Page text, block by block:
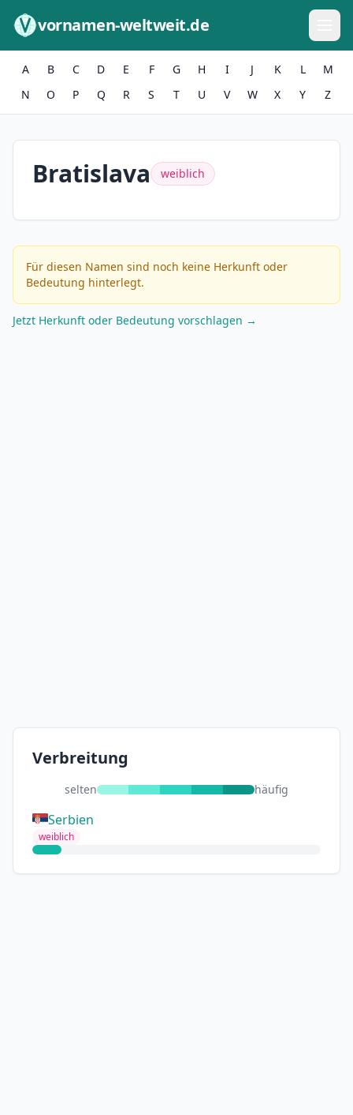
vornamen-weltweit.de
A B C D E F G H I J K L
M
N
O P Q R S T U V W X Y Z
Bratislava weiblich
Für diesen Namen sind noch keine Herkunft oder
Bedeutung hinterlegt.
Jetzt Herkunft oder Bedeutung vorschlagen →
Verbreitung
selten häufig
Serbien
weiblich